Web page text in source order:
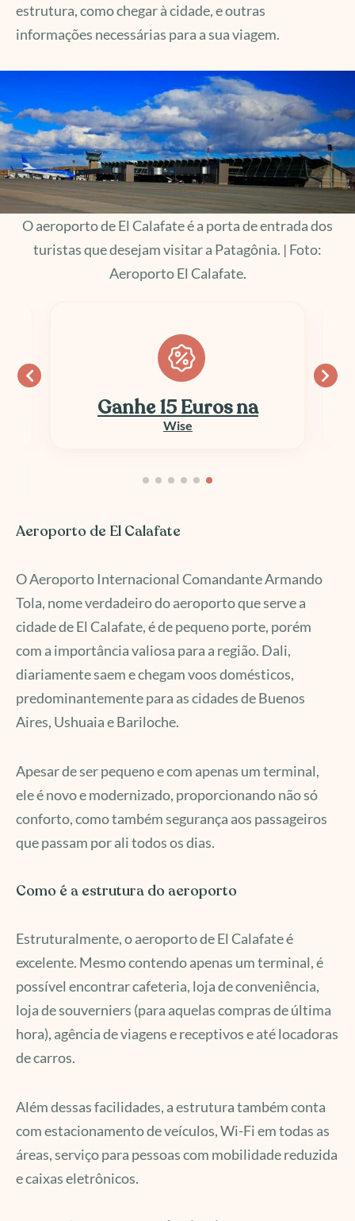
estrutura, como chegar à cidade, e outras
informações necessárias para a sua viagem.
O aeroporto de El Calafate é a porta de entrada dos
turistas que desejam visitar a Patagônia. | Foto:
Aeroporto El Calafate.
Ganhe 15 Euros na
Wise
Aeroporto de El Calafate
O Aeroporto Internacional Comandante Armando
Tola, nome verdadeiro do aeroporto que serve a
cidade de El Calafate, é de pequeno porte, porém
com a importância valiosa para a região. Dali,
diariamente saem e chegam voos domésticos,
predominantemente para as cidades de Buenos
Aires, Ushuaia e Bariloche.
Apesar de ser pequeno e com apenas um terminal,
ele é novo e modernizado, proporcionando não só
conforto, como também segurança aos passageiros
que passam por ali todos os dias.
Como é a estrutura do aeroporto
Estruturalmente, o aeroporto de El Calafate é
excelente. Mesmo contendo apenas um terminal, é
possível encontrar cafeteria, loja de conveniência,
loja de souverniers (para aquelas compras de última
hora), agência de viagens e receptivos e até locadoras
de carros.
Além dessas facilidades, a estrutura também conta
com estacionamento de veículos, Wi-Fi em todas as
áreas, serviço para pessoas com mobilidade reduzida
e caixas eletrônicos.